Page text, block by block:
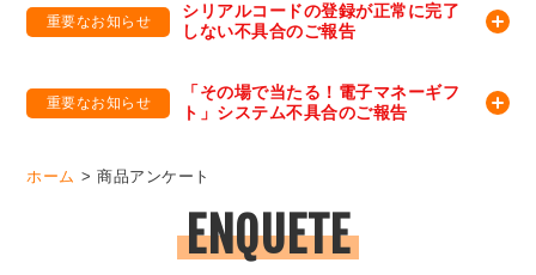
重要なお知らせ
シリアルコードの登録が正常に完了
しない不具合のご報告
重要なお知らせ
「その場で当たる！電子マネーギフ
ト」システム不具合のご報告
ホーム 商品アンケート
ENQUETE